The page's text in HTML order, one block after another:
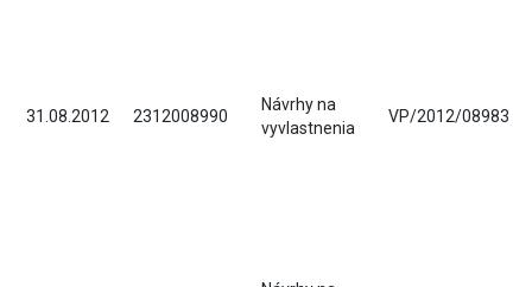
31.08.2012 2312008990
Návrhy na
vyvlastnenia
VP/2012/08983